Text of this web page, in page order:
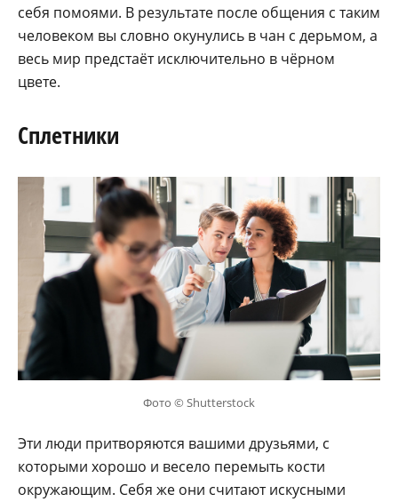
себя помоями. В результате после общения с таким
человеком вы словно окунулись в чан с дерьмом, а
весь мир предстаёт исключительно в чёрном
цвете.
Сплетники
Фото © Shutterstock
Эти люди притворяются вашими друзьями, с
которыми хорошо и весело перемыть кости
окружающим. Себя же они считают искусными